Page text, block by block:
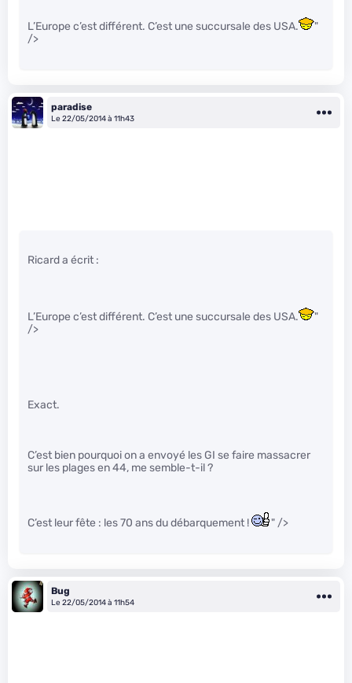
L’Europe c’est différent. C’est une succursale des USA.
"
/>
paradise
Le 22/05/2014 à 11h43
Ricard a écrit :
L’Europe c’est différent. C’est une succursale des USA.
"
/>
Exact.
C’est bien pourquoi on a envoyé les GI se faire massacrer
sur les plages en 44, me semble-t-il ?
C’est leur fête : les 70 ans du débarquement ! " />
Bug
Le 22/05/2014 à 11h54